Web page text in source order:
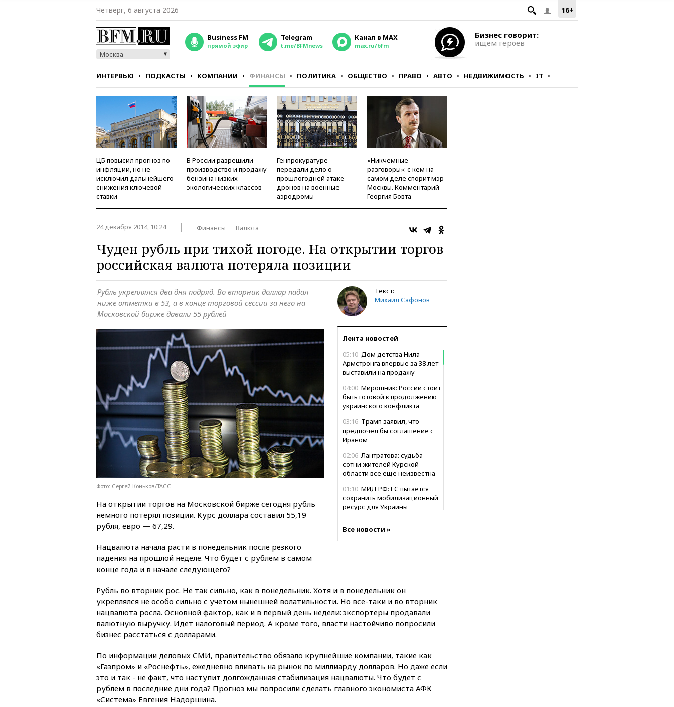
16+
Четверг, 6 августа 2026
Москва
Business FM
прямой эфир
Telegram
t.me/BFMnews
Канал в MAX
max.ru/bfm
Бизнес говорит:
ищем героев
ИНТЕРВЬЮ ПОДКАСТЫ КОМПАНИИ ФИНАНСЫ ПОЛИТИКА ОБЩЕСТВО ПРАВО АВТО НЕДВИЖИМОСТЬ IT
СТИЛЬ ТЕСТЫ
ЦБ повысил прогноз по
инфляции, но не
исключил дальнейшего
снижения ключевой
ставки
В России разрешили
производство и продажу
бензина низких
экологических классов
Генпрокуратуре
передали дело о
прошлогодней атаке
дронов на военные
аэродромы
«Никчемные
разговоры»: с кем на
самом деле спорит мэр
Москвы. Комментарий
Георгия Бовта
24 декабря 2014, 10:24 Финансы Валюта
Чуден рубль при тихой погоде. На открытии торгов
российская валюта потеряла позиции
Текст:
Михаил Сафонов
Лента новостей
05:10 Дом детства Нила
Армстронга впервые за 38 лет
выставили на продажу
04:00 Мирошник: России стоит
быть готовой к продолжению
украинского конфликта
03:16 Трамп заявил, что
предпочел бы соглашение с
Ираном
02:06 Лантратова: судьба
сотни жителей Курской
области все еще неизвестна
01:10 МИД РФ: ЕС пытается
сохранить мобилизационный
ресурс для Украины
Бэтмена» показала лицо
после последней операции
вчера, 23:23«Спартак»
разгромил «Оренбург» в
вчера, 23:00 Пост Дмитриева в
вчера, 22:49Минпромторг:
банкротство «Кванта» не
означает прекращения
производства телевизоров в
Все новости »
Рубль укреплялся два дня подряд. Во вторник доллар падал
ниже отметки в 53, а в конце торговой сессии за него на
Московской бирже давали 55 рублей
Фото: Сергей Коньков/ТАСС
На открытии торгов на Московской бирже сегодня рубль
немного потерял позиции. Курс доллара составил 55,19
рубля, евро — 67,29.
Нацвалюта начала расти в понедельник после резкого
падения на прошлой неделе. Что будет с рублем в самом
конце года и в начале следующего?
Рубль во вторник рос. Не так сильно, как в понедельник. Хотя и в понедельник он
укреплялся не особо сильно с учетом нынешней волатильности. Но все-таки и во вторник
нацвалюта росла. Основной фактор, как и в первый день недели: экспортеры продавали
валютную выручку. Идет налоговый период. А кроме того, власти настойчиво попросили
бизнес расстаться с долларами.
По информации деловых СМИ, правительство обязало крупнейшие компании, такие как
«Газпром» и «Роснефть», ежедневно вливать на рынок по миллиарду долларов. Но даже если
это и так - не факт, что наступит долгожданная стабилизация нацвалюты. Что будет с
рублем в последние дни года? Прогноз мы попросили сделать главного экономиста АФК
«Система» Евгения Надоршина.